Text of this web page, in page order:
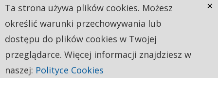
Ta strona używa plików cookies. Możesz
określić warunki przechowywania lub
dostępu do plików cookies w Twojej
przeglądarce. Więcej informacji znajdziesz w
naszej: Polityce Cookies
×